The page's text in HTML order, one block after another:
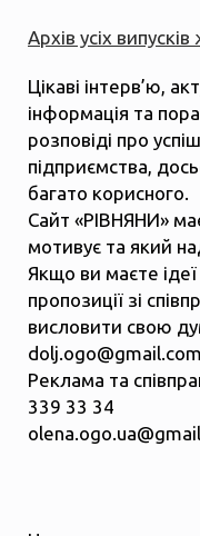
Архів усіх
Цікаві інтерв’ю,
інформація та
розповіді про
підприємства,
багато корисного.
Сайт «РІВНЯНИ»
мотивує та який
Якщо ви маєте
пропозиції зі
висловити свою
dolj.ogo@gmail.com
Реклама та
339 33 34